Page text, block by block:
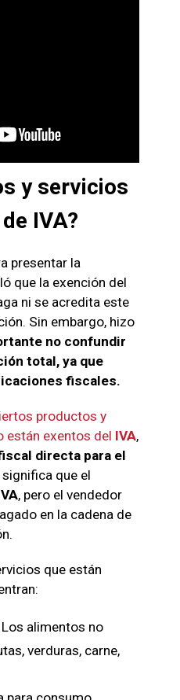
y servicios
IVA?
presentar la
que la exención del
ni se acredita este
Sin embargo, hizo
no confundir
total, ya que
fiscales.
productos y
están exentos del IVA,
directa para el
significa que el
, pero el vendedor
en la cadena de
que están
Los alimentos no
verduras, carne,